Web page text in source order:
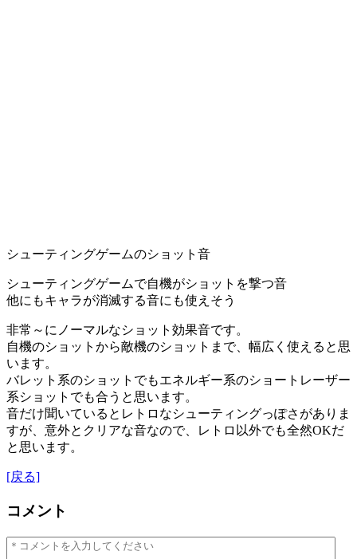
シューティングゲームのショット音
シューティングゲームで自機がショットを撃つ音
他にもキャラが消滅する音にも使えそう
非常～にノーマルなショット効果音です。
自機のショットから敵機のショットまで、幅広く使えると思
います。
バレット系のショットでもエネルギー系のショートレーザー
系ショットでも合うと思います。
音だけ聞いているとレトロなシューティングっぽさがありま
すが、意外とクリアな音なので、レトロ以外でも全然OKだ
と思います。
[戻る]
コメント